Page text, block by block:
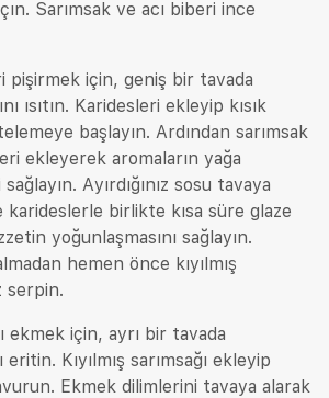
Sarımsak ve acı biberi ince
pişirmek için, geniş bir tavada
ısıtın. Karidesleri ekleyip kısık
başlayın. Ardından sarımsak
ekleyerek aromaların yağa
Ayırdığınız sosu tavaya
karideslerle birlikte kısa süre glaze
yoğunlaşmasını sağlayın.
hemen önce kıyılmış
serpin.
ekmek için, ayrı bir tavada
eritin. Kıyılmış sarımsağı ekleyip
Ekmek dilimlerini tavaya alarak